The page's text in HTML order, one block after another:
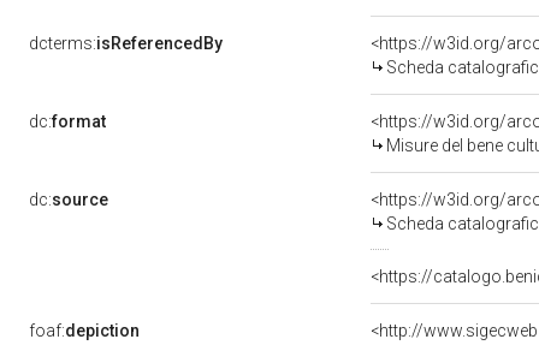
dcterms:isReferencedBy
<https://w3id.org/
Scheda
dc:format
<https://w3id.org/
Misure del bene
dc:source
<https://w3id.org/
Scheda
<https://
foaf:depiction